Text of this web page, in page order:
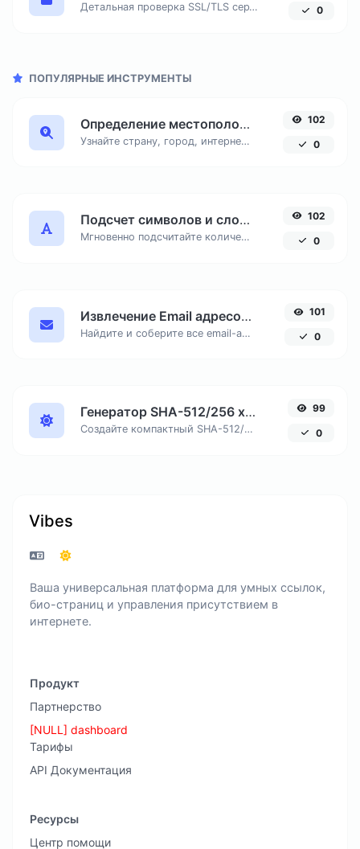
Детальная проверка SSL/TLS сертификата любого домена: срок действия, эмитент, тип шифрования и цепочка доверия. Узнайте, надежно ли защищен сайт. 0
ПОПУЛЯРНЫЕ ИНСТРУМЕНТЫ
Определение местоположения по IP адресу
Узнайте страну, город, интернет-провайдера и часовой пояс любого IP-адреса онлайн. Бесплатный инструмент для точной геолокации по IP.
102
0
Подсчет символов и слов онлайн
Мгновенно подсчитайте количество знаков с пробелами и без, число слов и строк в вашем тексте для SEO и копирайтинга.
102
0
Извлечение Email адресов из текста онлайн
Найдите и соберите все email-адреса из любого текстового документа, удалив дубликаты.
101
0
Генератор SHA-512/256 хеша онлайн
Создайте компактный SHA-512/256 хеш, обеспечивающий 128-битную безопасность без избыточной длины вывода.
99
0
Vibes
Ваша универсальная платформа для умных ссылок,
био-страниц и управления присутствием в
интернете.
Продукт
Партнерство
[NULL] dashboard
Тарифы
API Документация
Ресурсы
Центр помощи